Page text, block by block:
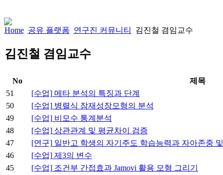
Home 공유 플랫폼 연구진 커뮤니티 김진철 겸임교수
김진철 겸임교수
No
제목
51
[수업] 메타 분석의 특징과 단계
50
[수업] 병렬식 잠재성장모형의 분석
49
[수업] 비모수 통계분석
48
[수업] 상관관계 및 평균차이 검증
47
[연구] 일반고 학생의 자기주도 학습능력과 자아존중
46
[수업] 제3의 변수
45
[수업] 조건부 간접효과 Jamovi 활용 모형 그리기